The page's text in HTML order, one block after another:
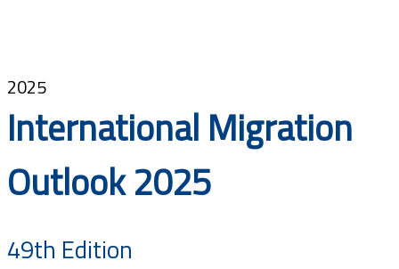
Projects
Documents
2025
International Migration
Outlook 2025
49th Edition